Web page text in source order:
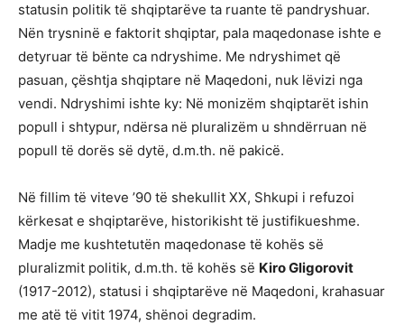
statusin politik të shqiptarëve ta ruante të pandryshuar.
Nën trysninë e faktorit shqiptar, pala maqedonase ishte e
detyruar të bënte ca ndryshime. Me ndryshimet që
pasuan, çështja shqiptare në Maqedoni, nuk lëvizi nga
vendi. Ndryshimi ishte ky: Në monizëm shqiptarët ishin
popull i shtypur, ndërsa në pluralizëm u shndërruan në
popull të dorës së dytë, d.m.th. në pakicë.
Në fillim të viteve ’90 të shekullit XX, Shkupi i refuzoi
kërkesat e shqiptarëve, historikisht të justifikueshme.
Madje me kushtetutën maqedonase të kohës së
pluralizmit politik, d.m.th. të kohës së Kiro Gligorovit
(1917-2012), statusi i shqiptarëve në Maqedoni, krahasuar
me atë të vitit 1974, shënoi degradim.